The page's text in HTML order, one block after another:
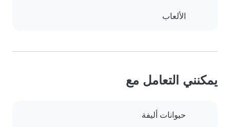
الألعاب
يمكنني التعامل مع
حيوانات أليفة